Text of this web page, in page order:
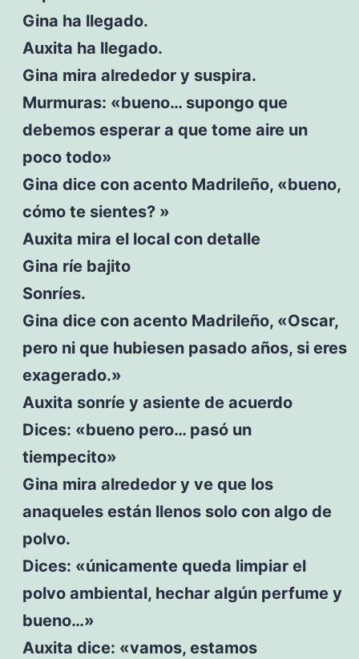
Gina ha llegado.
Auxita ha llegado.
Gina mira alrededor y suspira.
Murmuras: «bueno… supongo que
debemos esperar a que tome aire un
poco todo»
Gina dice con acento Madrileño, «bueno,
cómo te sientes? »
Auxita mira el local con detalle
Gina ríe bajito
Sonríes.
Gina dice con acento Madrileño, «Oscar,
pero ni que hubiesen pasado años, si eres
exagerado.»
Auxita sonríe y asiente de acuerdo
Dices: «bueno pero… pasó un
tiempecito»
Gina mira alrededor y ve que los
anaqueles están llenos solo con algo de
polvo.
Dices: «únicamente queda limpiar el
polvo ambiental, hechar algún perfume y
bueno…»
Auxita dice: «vamos, estamos